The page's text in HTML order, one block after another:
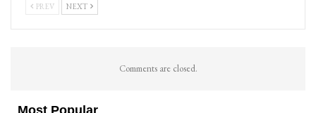
PREV NEXT
Comments are closed.
Most Popular